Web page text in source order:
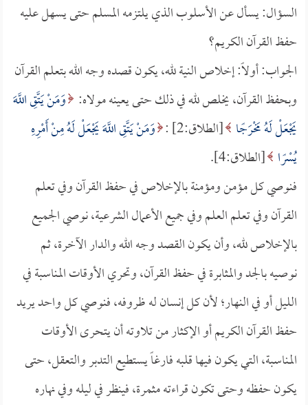
السؤال: يسأل عن الأسلوب الذي يلتزمه المسلم حتى يسهل عليه
حفظ القرآن الكريم؟
الجواب: أولاً: إخلاص النية لله، يكون قصده وجه الله بتعلم القرآن
وبحفظ القرآن، يخلص لله في ذلك حتى يعينه مولاه: وَمَنْ يَتَّقِ اللَّهَ
يَجْعَلْ لَهُ مَخْرَجًا [الطلاق:2] :
وَمَنْ يَتَّقِ اللَّهَ يَجْعَلْ لَهُ مِنْ أَمْرِهِ
يُسْرًا [الطلاق:4].
فنوصي كل مؤمن ومؤمنة بالإخلاص في حفظ القرآن وفي تعلم
القرآن وفي تعلم العلم وفي جميع الأعمال الشرعية، نوصي الجميع
بالإخلاص لله، وأن يكون القصد وجه الله والدار الآخرة، ثم
نوصيه بالجد والمثابرة في حفظ القرآن، وتحري الأوقات المناسبة في
الليل أو في النهار؛ لأن كل إنسان له ظروفه، فنوصي كل واحد يريد
حفظ القرآن الكريم أو الإكثار من تلاوته أن يتحرى الأوقات
المناسبة، التي يكون فيها قلبه فارغاً يستطيع التدبر والتعقل، حتى
يكون حفظه وحتى تكون قراءته مثمرة، فينظر في ليله وفي نهاره